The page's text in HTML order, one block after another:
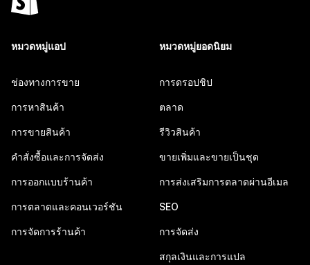
หมวดหมู่แอป
ช่องทางการขาย
การหาสินค้า
การขายสินค้า
คำสั่งซื้อและการจัดส่ง
การออกแบบร้านค้า
การตลาดและคอนเวอร์ชัน
การจัดการร้านค้า
หมวดหมู่ยอดนิยม
การดรอปชิป
ตลาด
รีวิวสินค้า
ขายเพิ่มและขายเป็นชุด
การส่งเสริมการตลาดผ่านอีเมล
SEO
การจัดส่ง
สกุลเงินและการแปล